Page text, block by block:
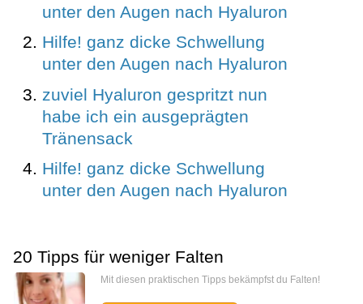
unter den Augen nach Hyaluron
Hilfe! ganz dicke Schwellung
unter den Augen nach Hyaluron
zuviel Hyaluron gespritzt nun
habe ich ein ausgeprägten
Tränensack
Hilfe! ganz dicke Schwellung
unter den Augen nach Hyaluron
20 Tipps für weniger Falten
Mit diesen praktischen Tipps bekämpfst du Falten!